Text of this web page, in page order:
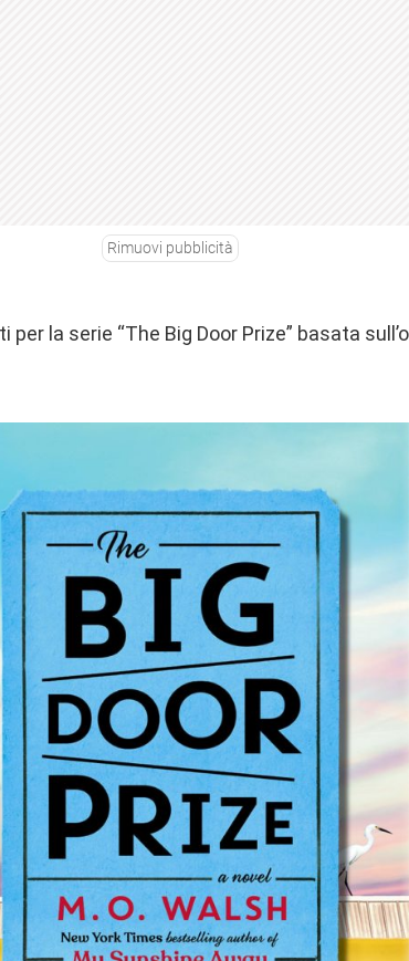
Rimuovi pubblicità
la serie “The Big Door Prize” basata